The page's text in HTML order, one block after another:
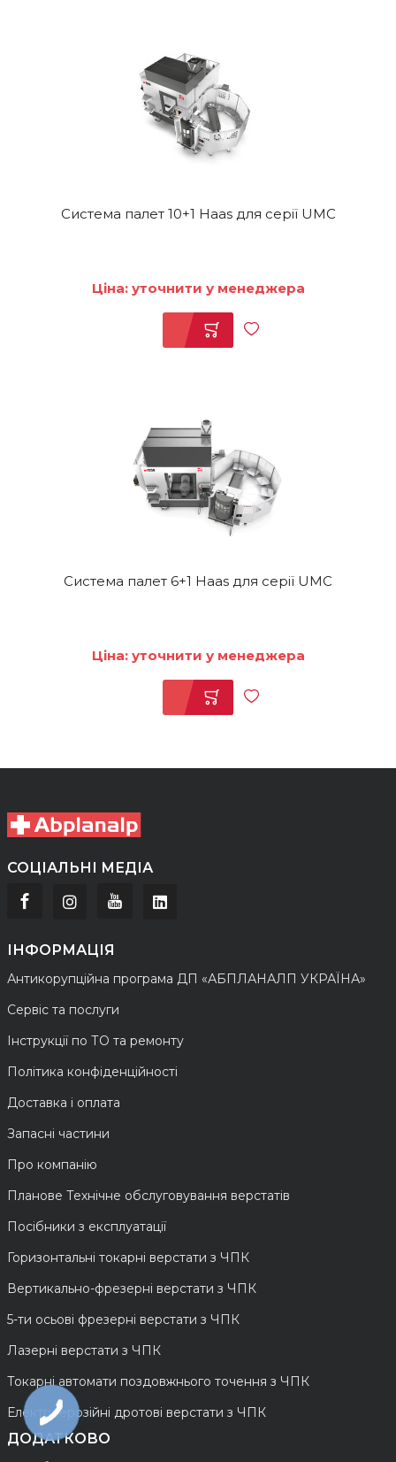
Система палет 10+1 Haas для серії UMC
Ціна: уточнити у менеджера
Система палет 6+1 Haas для серії UMC
Ціна: уточнити у менеджера
СОЦІАЛЬНІ МЕДІА
ІНФОРМАЦІЯ
Антикорупційна програма ДП «АБПЛАНАЛП УКРАЇНА»
Сервіс та послуги
Інструкції по ТО та ремонту
Політика конфіденційності
Доставка і оплата
Запасні частини
Про компанію
Планове Технічне обслуговування верстатів
Посібники з експлуатації
Горизонтальні токарні верстати з ЧПК
Вертикально-фрезерні верстати з ЧПК
5-ти осьові фрезерні верстати з ЧПК
Лазерні верстати з ЧПК
Токарні автомати поздовжнього точення з ЧПК
Електроерозійні дротові верстати з ЧПК
ДОДАТКОВО